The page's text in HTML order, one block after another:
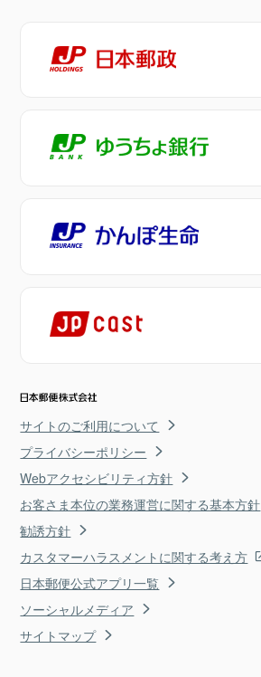
サイトのご利用について
プライバシーポリシー
Webアクセシビリティ方針
お客さま本位の業務運営に関する基本方針
勧誘方針
カスタマーハラスメントに関する考え方
日本郵便公式アプリ一覧
ソーシャルメディア
サイトマップ